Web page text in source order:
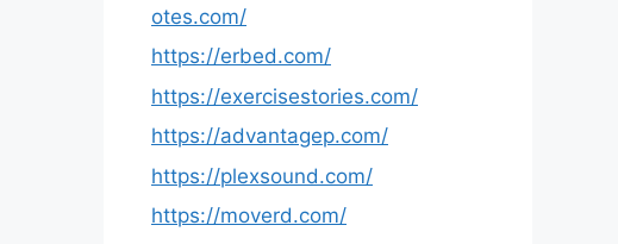
otes.com/
https://erbed.com/
https://exercisestories.com/
https://advantagep.com/
https://plexsound.com/
https://moverd.com/